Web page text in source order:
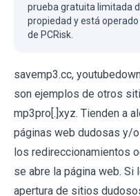
prueba gratuita limitada
propiedad y está
de PCRisk.
savemp3.cc,
son ejemplos de otros
mp3pro[.]xyz. Tienden a
páginas web dudosas y/
los redireccionamientos
se abre la página web.
apertura de sitios